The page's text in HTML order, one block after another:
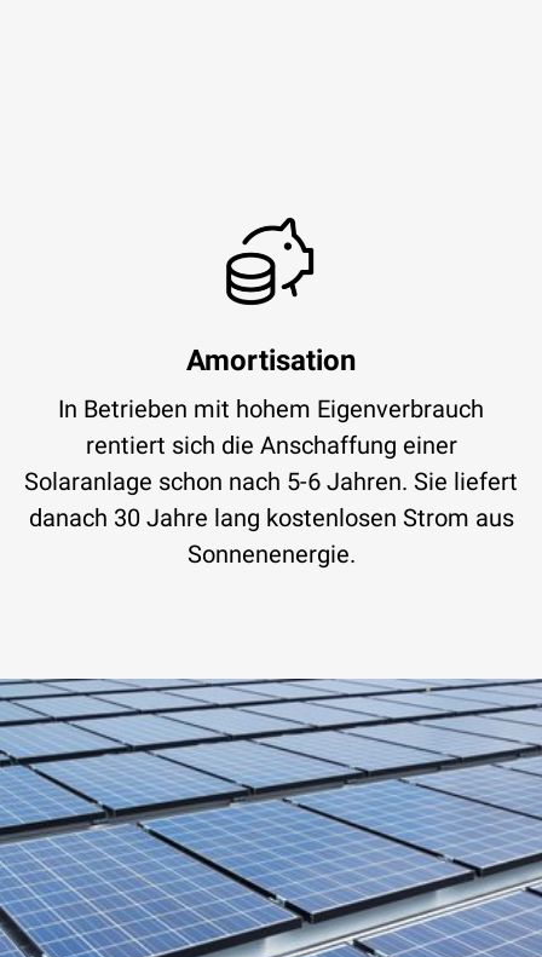
Amortisation
In Betrieben mit hohem Eigenverbrauch
rentiert sich die Anschaffung einer
Solaranlage schon nach 5-6 Jahren. Sie liefert
danach 30 Jahre lang kostenlosen Strom aus
Sonnenenergie.